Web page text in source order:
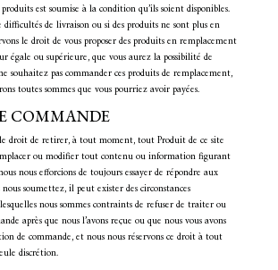
est soumise à la condition qu’ils soient disponibles.
difficultés de livraison ou si des produits ne sont plus en
le droit de vous proposer des produits en remplacement
égale ou supérieure, que vous aurez la possibilité de
souhaitez pas commander ces produits de remplacement,
toutes sommes que vous pourriez avoir payées.
COMMANDE
le droit de retirer, à tout moment, tout Produit de ce site
ou modifier tout contenu ou information figurant
nous efforcions de toujours essayer de répondre aux
soumettez, il peut exister des circonstances
nous sommes contraints de refuser de traiter ou
après que nous l’avons reçue ou que nous vous avons
de commande, et nous nous réservons ce droit à tout
discrétion.